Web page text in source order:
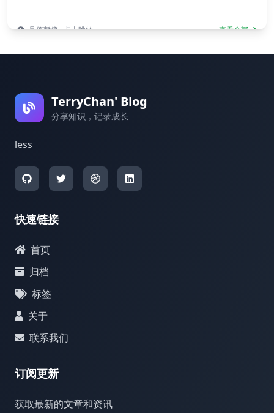
悬停暂停 · 点击跳转 查看全部
TerryChan' Blog
分享知识，记录成长
less
快速链接
首页
归档
标签
关于
联系我们
订阅更新
获取最新的文章和资讯